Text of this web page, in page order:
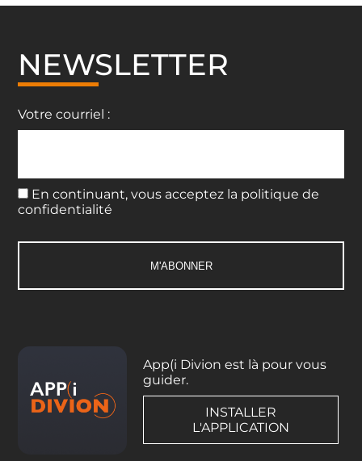
NEWSLETTER
Votre courriel :
En continuant, vous acceptez la politique de
confidentialité
App(i Divion est là pour vous
guider.
INSTALLER
L'APPLICATION